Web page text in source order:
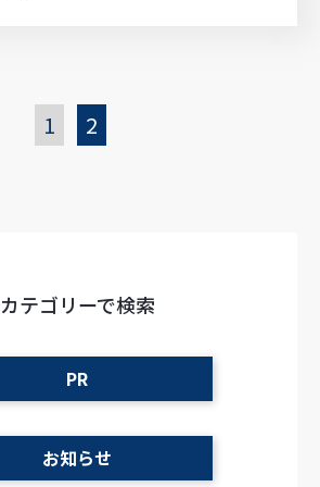
1 2
カテゴリーで検索
PR
お知らせ